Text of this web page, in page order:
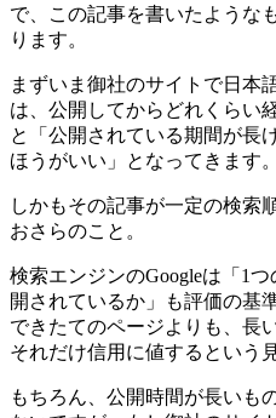
で、この記事を書いたような
ります。
まずいま御社のサイトで日本
は、公開してからどれくらい
と「公開されている期間が長
ほうがいい」となってきます。
しかもその記事が一定の検索
おさらのこと。
検索エンジンのGoogleは「1
開されているか」も評価の基
できたてのページよりも、長
それだけ信用に値するという
もちろん、公開時間が長いも